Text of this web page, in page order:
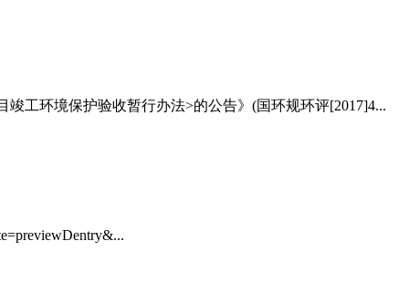
工环境保护验收暂行办法>的公告》(国环规环评[2017]4...